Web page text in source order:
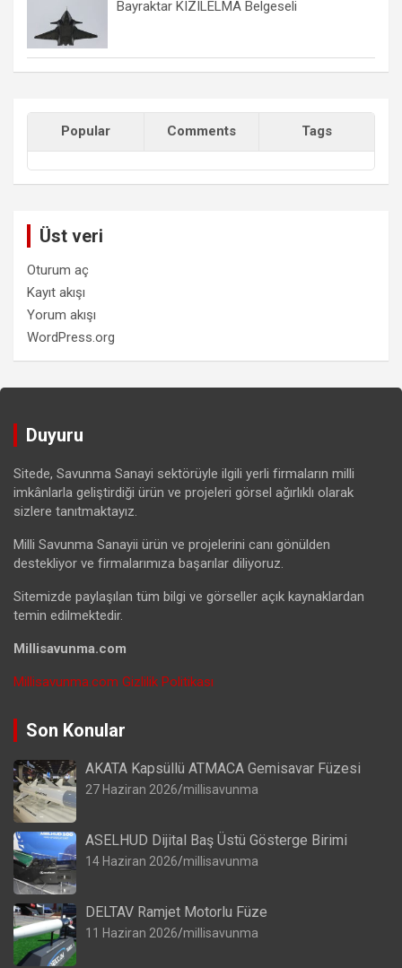
Bayraktar KIZILELMA Belgeseli
Popular Comments Tags
Üst veri
Oturum aç
Kayıt akışı
Yorum akışı
WordPress.org
Duyuru
Sitede, Savunma Sanayi sektörüyle ilgili yerli firmaların milli
imkânlarla geliştirdiği ürün ve projeleri görsel ağırlıklı olarak
sizlere tanıtmaktayız.
Milli Savunma Sanayii ürün ve projelerini canı gönülden
destekliyor ve firmalarımıza başarılar diliyoruz.
Sitemizde paylaşılan tüm bilgi ve görseller açık kaynaklardan
temin edilmektedir.
Millisavunma.com
Millisavunma.com Gizlilik Politikası
Son Konular
AKATA Kapsüllü ATMACA Gemisavar Füzesi
27 Haziran 2026 millisavunma
ASELHUD Dijital Baş Üstü Gösterge Birimi
14 Haziran 2026 millisavunma
DELTAV Ramjet Motorlu Füze
11 Haziran 2026 millisavunma